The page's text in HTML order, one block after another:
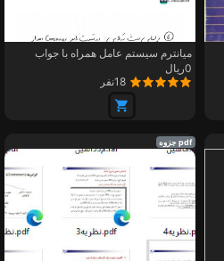
میانترم سیستم عامل همراه با جواب
0ریال
18نفر
pdf جزوه